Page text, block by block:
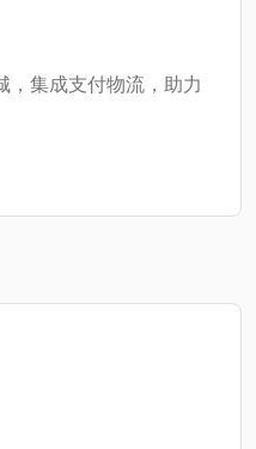
，集成支付物流，助力